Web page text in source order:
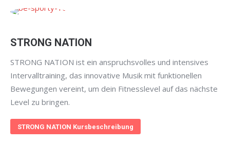
STRONG NATION
STRONG NATION ist ein anspruchsvolles und intensives
Intervalltraining, das innovative Musik mit funktionellen
Bewegungen vereint, um dein Fitnesslevel auf das nächste
Level zu bringen.
STRONG NATION Kursbeschreibung